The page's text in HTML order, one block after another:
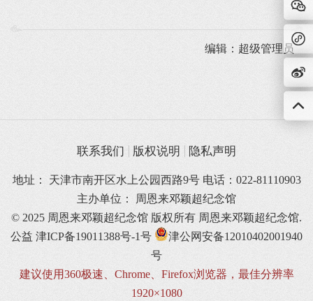
编辑：超级管理员
联系我们 版权说明 隐私声明
地址： 天津市南开区水上公园西路9号 电话：022-81110903
主办单位： 周恩来邓颖超纪念馆
© 2025 周恩来邓颖超纪念馆 版权所有 周恩来邓颖超纪念馆.
公益 津ICP备19011388号-1号
津公网安备12010402001940
号
建议使用360极速、Chrome、Firefox浏览器，最佳分辨率
1920×1080